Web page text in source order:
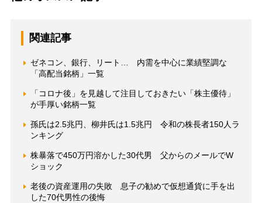
関連記事
ゼネコン、銀行、リート… 内需を中心に業績堅調な
「高配当銘柄」一覧
「コロナ後」を見越して注目しておきたい「株主優待」
が手厚い銘柄一覧
孫氏は2.5兆円、柳井氏は1.5兆円 令和の株長者150人ラ
ンキング
株暴落で450万円溶かした30代男 父からのメールでW
ショック
老後の資産運用の失敗 息子の勧めで仮想通貨に手を出
した70代男性の後悔